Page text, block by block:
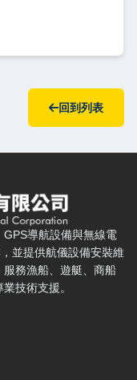
回到列表
與聯絡方式
導航設備與無線電
並提供航儀設備安裝維
務漁船、遊艇、商船
技術支援。